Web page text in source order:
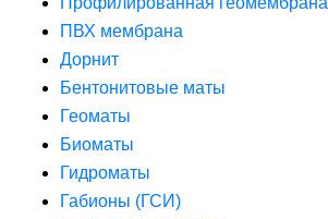
ПВХ мембрана
Дорнит
Бентонитовые маты
Геоматы
Биоматы
Гидроматы
Габионы (ГСИ)